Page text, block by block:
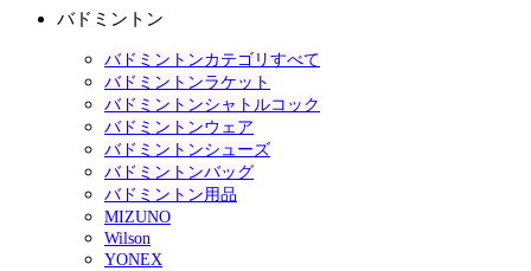
バドミントン
バドミントンカテゴリすべて
バドミントンラケット
バドミントンシャトルコック
バドミントンウェア
バドミントンシューズ
バドミントンバッグ
バドミントン用品
MIZUNO
Wilson
YONEX